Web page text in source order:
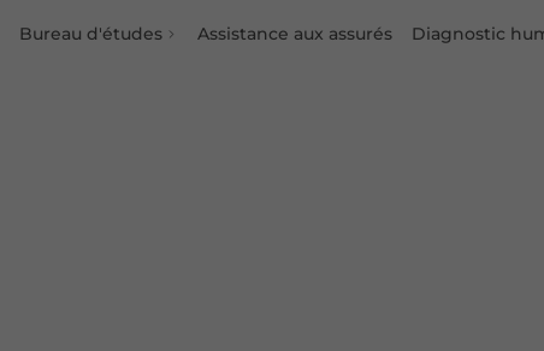
Bureau d'études Assistance aux assurés Diagnostic